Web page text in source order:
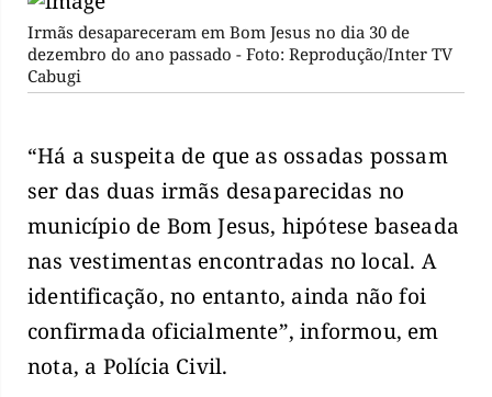
Irmãs desapareceram em Bom Jesus no dia 30 de
dezembro do ano passado - Foto: Reprodução/Inter TV
Cabugi
“Há a suspeita de que as ossadas possam
ser das duas irmãs desaparecidas no
município de Bom Jesus, hipótese baseada
nas vestimentas encontradas no local. A
identificação, no entanto, ainda não foi
confirmada oficialmente”, informou, em
nota, a Polícia Civil.